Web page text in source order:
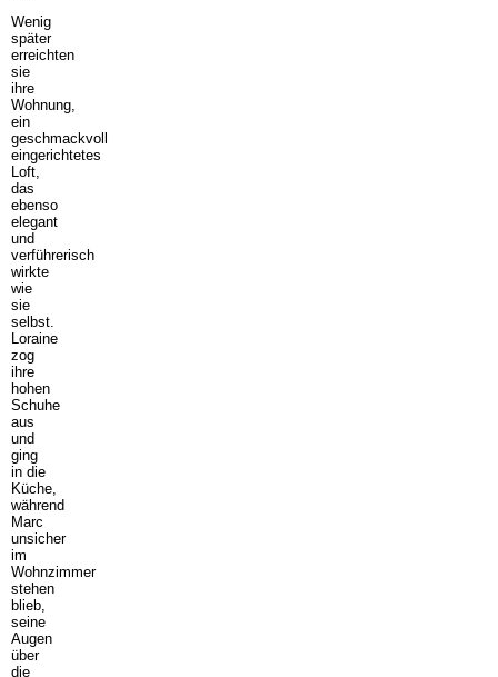
Wenig
später
erreichten
sie
ihre
Wohnung,
ein
geschmackvoll
eingerichtetes
Loft,
das
ebenso
elegant
und
verführerisch
wirkte
wie
sie
selbst.
Loraine
zog
ihre
hohen
Schuhe
aus
und
ging
in die
Küche,
während
Marc
unsicher
im
Wohnzimmer
stehen
blieb,
seine
Augen
über
die